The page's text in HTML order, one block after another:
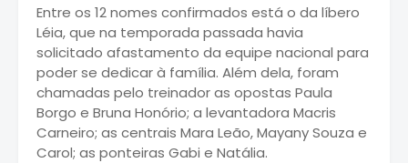
Entre os 12 nomes confirmados está o da líbero
Léia, que na temporada passada havia
solicitado afastamento da equipe nacional para
poder se dedicar à família. Além dela, foram
chamadas pelo treinador as opostas Paula
Borgo e Bruna Honório; a levantadora Macris
Carneiro; as centrais Mara Leão, Mayany Souza e
Carol; as ponteiras Gabi e Natália.